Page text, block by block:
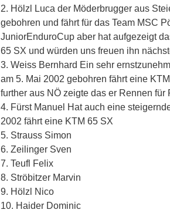
2. Hölzl Luca der Möderbrugger aus
gebohren und fährt für das Team MSC
JuniorEnduroCup aber hat aufgezeigt
65 SX und würden uns freuen ihn
3. Weiss Bernhard Ein sehr
am 5. Mai 2002 gebohren fährt eine
further aus NÖ zeigte das er Rennen für
4. Fürst Manuel Hat auch eine
2002 fährt eine KTM 65 SX
5. Strauss Simon
6. Zeilinger Sven
7. Teufl Felix
8. Ströbitzer Marvin
9. Hölzl Nico
10. Haider Dominic